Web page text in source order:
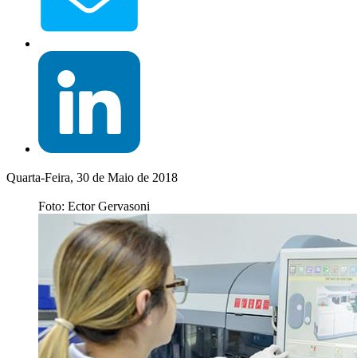
Quarta-Feira, 30 de Maio de 2018
Foto: Ector Gervasoni